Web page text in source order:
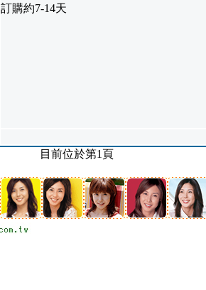
訂購約7-14天
目前位於第1頁